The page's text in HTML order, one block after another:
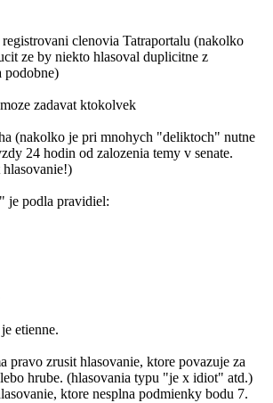
clenovia Tatraportalu (nakolko
ze by niekto hlasoval duplicitne z
podobne)
zadavat ktokolvek
(nakolko je pri mnohych "deliktoch" nutne
24 hodin od zalozenia temy v senate.
hlasovanie!)
je podla pravidiel:
etienne.
pravo zrusit hlasovanie, ktore povazuje za
hrube. (hlasovania typu "je x idiot" atd.)
ktore nesplna podmienky bodu 7.